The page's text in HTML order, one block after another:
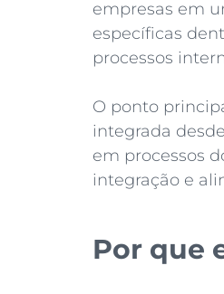
empresas em
específicas
processos
O ponto
integrada
em processos
integração e
Por que